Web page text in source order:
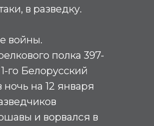
в разведку.
войны.
полка 397-
го Белорусский
на 12 января
и ворвался в